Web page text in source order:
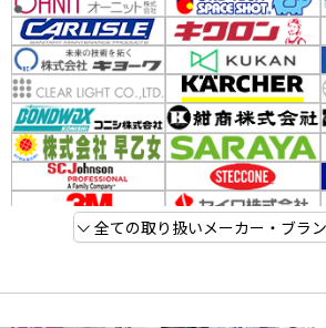
全ての取り扱いメーカー・ブラ